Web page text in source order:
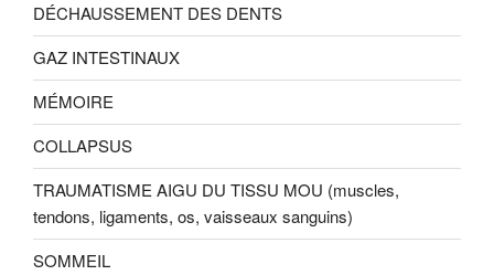
DÉCHAUSSEMENT DES DENTS
GAZ INTESTINAUX
MÉMOIRE
COLLAPSUS
TRAUMATISME AIGU DU TISSU MOU (muscles,
tendons, ligaments, os, vaisseaux sanguins)
SOMMEIL